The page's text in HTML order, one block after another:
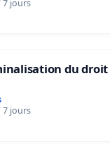
7 jours
du
7 jours